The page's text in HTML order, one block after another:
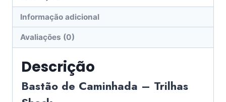
Informação adicional
Avaliações (0)
Descrição
Bastão de Caminhada – Trilhas